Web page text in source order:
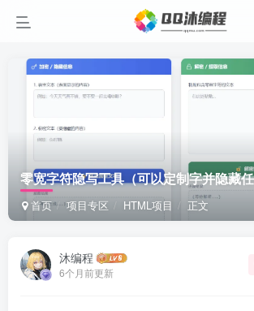
零宽字符隐写工具（可以定制字并隐藏
首页 项目专区 HTML项目 正文
沐编程
6个月前更新